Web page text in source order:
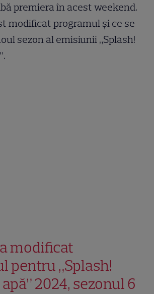
premiera în acest weekend.
modificat programul și ce se
sezon al emisiunii „Splash!
modificat
pentru „Splash!
2024, sezonul 6